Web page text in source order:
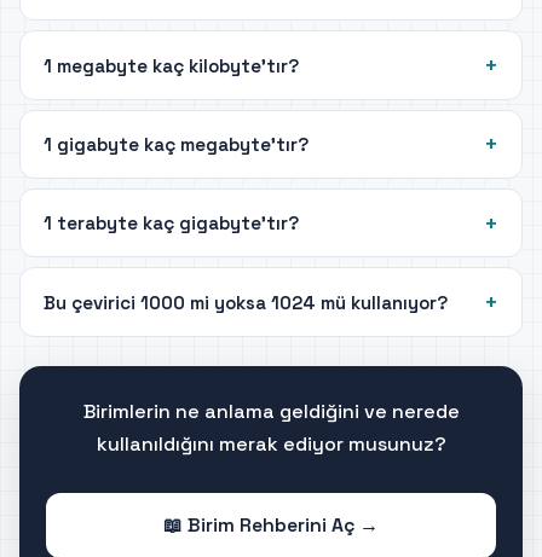
1 megabyte kaç kilobyte'tır?
1 gigabyte kaç megabyte'tır?
1 terabyte kaç gigabyte'tır?
Bu çevirici 1000 mi yoksa 1024 mü kullanıyor?
Birimlerin ne anlama geldiğini ve nerede
kullanıldığını merak ediyor musunuz?
📖 Birim Rehberini Aç →